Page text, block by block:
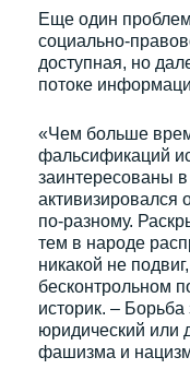
Еще один
социально-
доступная, но
потоке
«Чем больше
фальсификаций
заинтересованы
активизировался
по-разному.
тем в народе
никакой не
бесконтрольном
историк. –
юридический или
фашизма и